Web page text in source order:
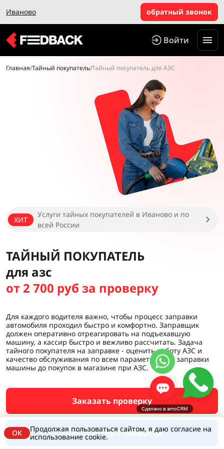
Иваново обратный звонок
Войти
Главная/Тайный покупатель/Тайный покупатель для АЗС
ХИТ
Услуги тайных покупателей в Иваново и по
всей России
ТАЙНЫЙ ПОКУПАТЕЛЬ
для азс
от 2 700 руб за проверку
Для каждого водителя важно, чтобы процесс заправки
автомобиля проходил быстро и комфортно. Заправщик
должен оперативно отреагировать на подъехавшую
машину, а кассир быстро и вежливо рассчитать. Задача
тайного покупателя на заправке - оценить работу АЗС и
качество обслуживания по всем параметрам: от заправки
машины до покупок в магазине при АЗС.
Заказать проверку
Калькулятор стоимости
OK
Продолжая пользоваться сайтом, я даю согласие на
использование cookie.
Сделано в amoCRM